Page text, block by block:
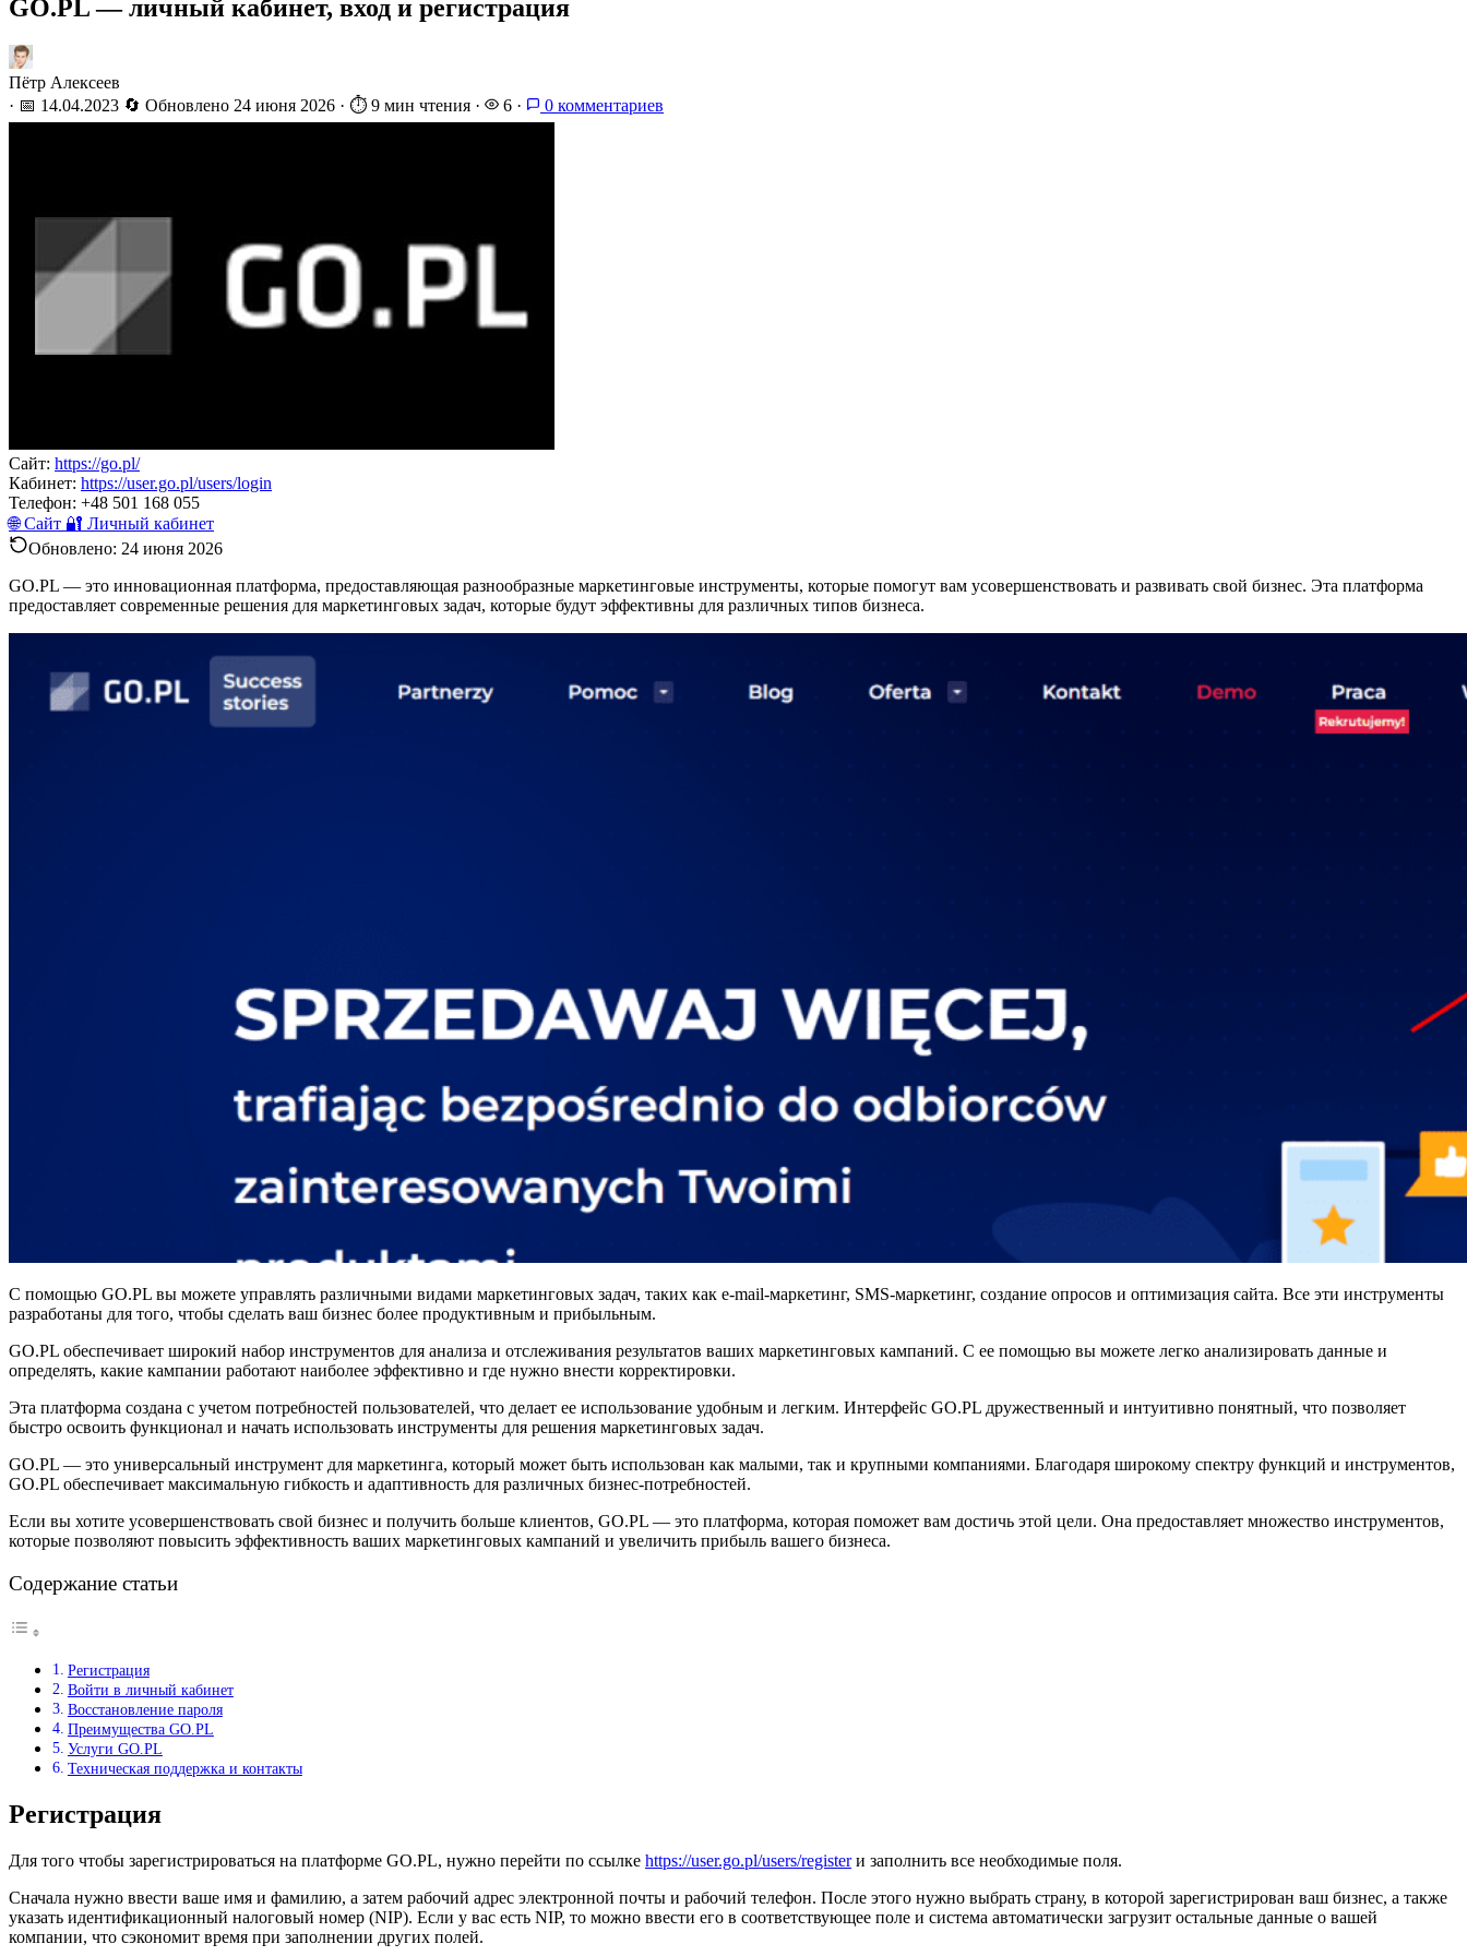
GO.PL — личный кабинет, вход и регистрация
Пётр Алексеев
· 📅 14.04.2023 🔄 Обновлено 24 июня 2026 · ⏱️ 9 мин чтения · 6 · 0 комментариев
Сайт: https://go.pl/
Кабинет: https://user.go.pl/users/login
Телефон: +48 501 168 055
🌐 Сайт 🔐 Личный кабинет
Обновлено: 24 июня 2026
GO.PL — это инновационная платформа, предоставляющая разнообразные маркетинговые инструменты, которые помогут вам усовершенствовать и развивать свой бизнес. Эта платформа
предоставляет современные решения для маркетинговых задач, которые будут эффективны для различных типов бизнеса.
С помощью GO.PL вы можете управлять различными видами маркетинговых задач, таких как e-mail-маркетинг, SMS-маркетинг, создание опросов и оптимизация сайта. Все эти инструменты
разработаны для того, чтобы сделать ваш бизнес более продуктивным и прибыльным.
GO.PL обеспечивает широкий набор инструментов для анализа и отслеживания результатов ваших маркетинговых кампаний. С ее помощью вы можете легко анализировать данные и
определять, какие кампании работают наиболее эффективно и где нужно внести корректировки.
Эта платформа создана с учетом потребностей пользователей, что делает ее использование удобным и легким. Интерфейс GO.PL дружественный и интуитивно понятный, что позволяет
быстро освоить функционал и начать использовать инструменты для решения маркетинговых задач.
GO.PL — это универсальный инструмент для маркетинга, который может быть использован как малыми, так и крупными компаниями. Благодаря широкому спектру функций и инструментов,
GO.PL обеспечивает максимальную гибкость и адаптивность для различных бизнес-потребностей.
Если вы хотите усовершенствовать свой бизнес и получить больше клиентов, GO.PL — это платформа, которая поможет вам достичь этой цели. Она предоставляет множество инструментов,
которые позволяют повысить эффективность ваших маркетинговых кампаний и увеличить прибыль вашего бизнеса.
Содержание статьи
Регистрация
Войти в личный кабинет
Восстановление пароля
Преимущества GO.PL
Услуги GO.PL
Техническая поддержка и контакты
Регистрация
Для того чтобы зарегистрироваться на платформе GO.PL, нужно перейти по ссылке https://user.go.pl/users/registerи заполнить все необходимые поля.
Сначала нужно ввести ваше имя и фамилию, а затем рабочий адрес электронной почты и рабочий телефон. После этого нужно выбрать страну, в которой зарегистрирован ваш бизнес, а также
указать идентификационный налоговый номер (NIP). Если у вас есть NIP, то можно ввести его в соответствующее поле и система автоматически загрузит остальные данные о вашей
компании, что сэкономит время при заполнении других полей.